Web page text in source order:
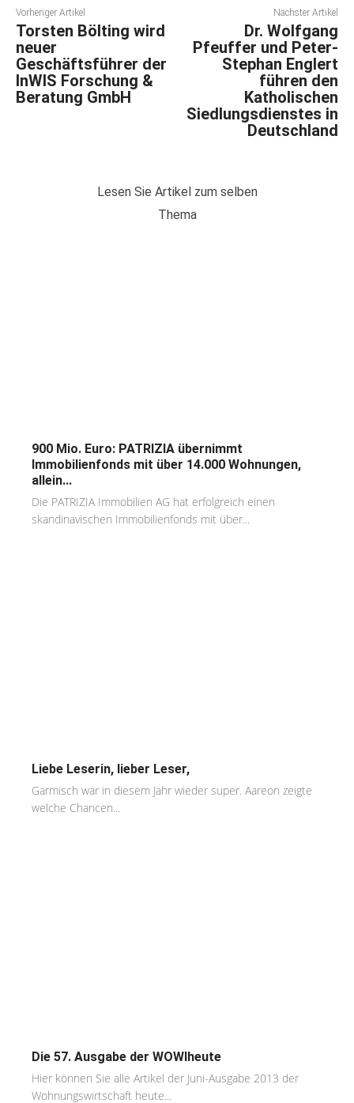
Vorheriger Artikel
Torsten Bölting wird
neuer
Geschäftsführer der
InWIS Forschung &
Beratung GmbH
Nächster Artikel
Dr. Wolfgang
Pfeuffer und Peter-
Stephan Englert
führen den
Katholischen
Siedlungsdienstes in
Deutschland
Lesen Sie Artikel zum selben
Thema
900 Mio. Euro: PATRIZIA übernimmt
Immobilienfonds mit über 14.000 Wohnungen,
allein...
Die PATRIZIA Immobilien AG hat erfolgreich einen
skandinavischen Immobilienfonds mit über...
Liebe Leserin, lieber Leser,
Garmisch war in diesem Jahr wieder super. Aareon zeigte
welche Chancen...
Die 57. Ausgabe der WOWIheute
Hier können Sie alle Artikel der Juni-Ausgabe 2013 der
Wohnungswirtschaft heute...